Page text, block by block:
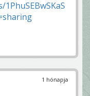
1 hónapja